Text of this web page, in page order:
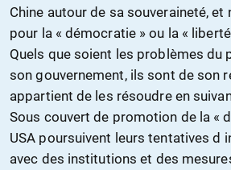
Chine autour de sa souveraineté, et
pour la « démocratie » ou la «
Quels que soient les problèmes du
son gouvernement, ils sont de son
appartient de les résoudre en
Sous couvert de promotion de la «
USA poursuivent leurs tentatives d
avec des institutions et des